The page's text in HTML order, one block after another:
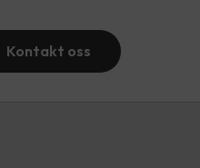
Kontakt oss